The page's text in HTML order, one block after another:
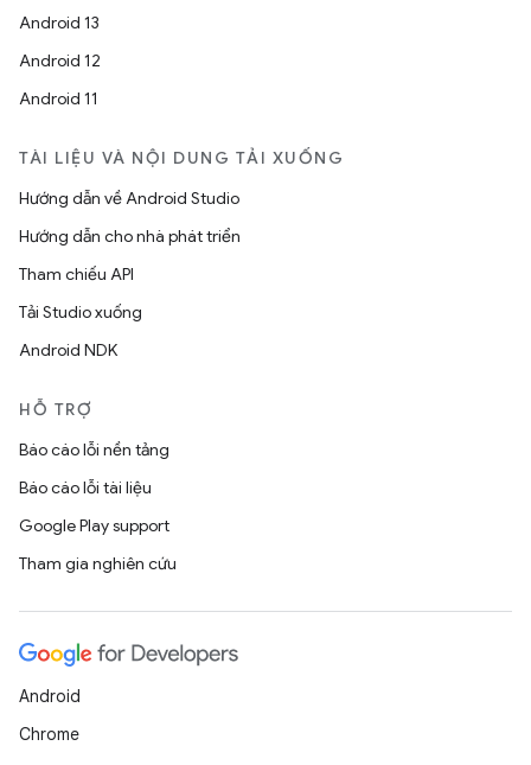
Android 13
Android 12
Android 11
TÀI LIỆU VÀ NỘI DUNG TẢI XUỐNG
Hướng dẫn về Android Studio
Hướng dẫn cho nhà phát triển
Tham chiếu API
Tải Studio xuống
Android NDK
HỖ TRỢ
Báo cáo lỗi nền tảng
Báo cáo lỗi tài liệu
Google Play support
Tham gia nghiên cứu
Android
Chrome